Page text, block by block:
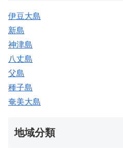
伊豆大島
新島
神津島
八丈島
父島
種子島
奄美大島
地域分類